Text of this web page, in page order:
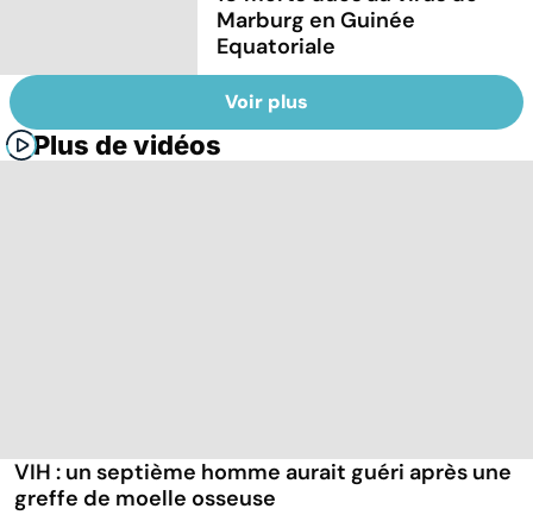
Marburg en Guinée
Equatoriale
Voir plus
Plus de vidéos
VIH : un septième homme aurait guéri après une
greffe de moelle osseuse